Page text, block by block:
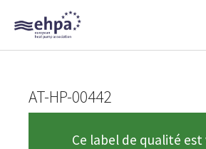
Skip to main navigation
Skip to main content
Skip to page footer
AT-HP-00442
Ce label de qualité